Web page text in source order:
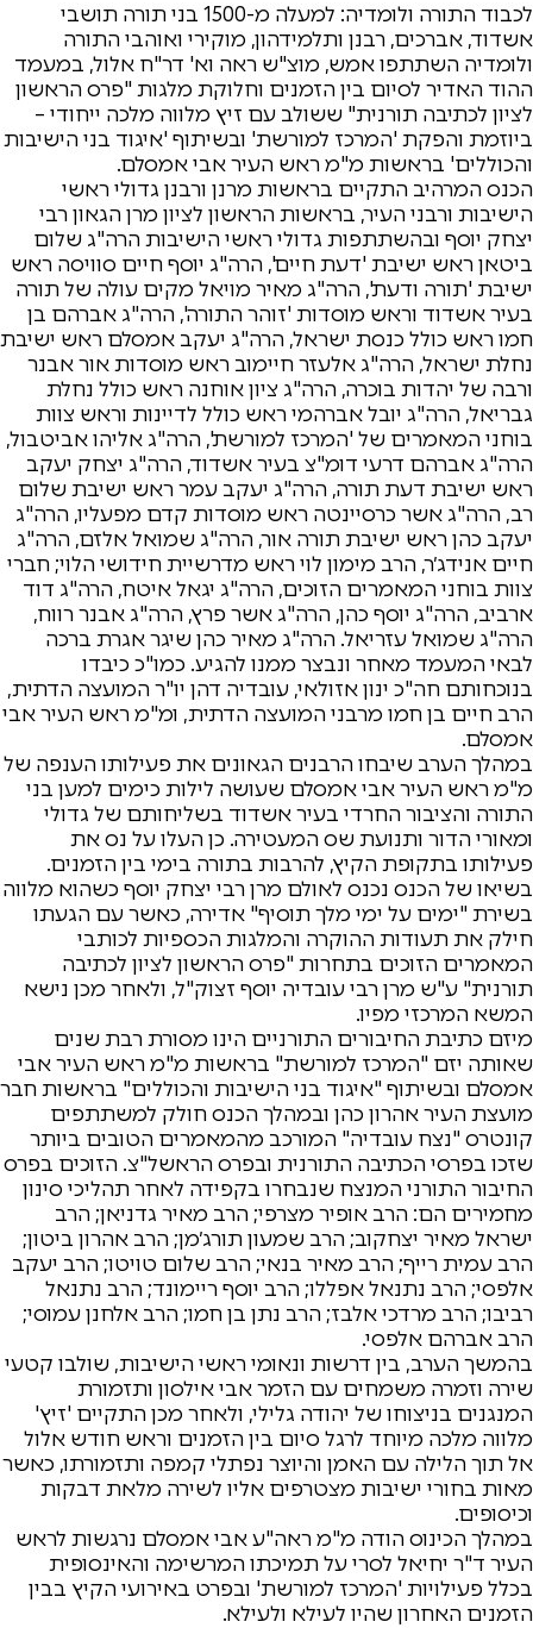
לכבוד התורה ולומדיה: למעלה מ-1500 בני תורה תושבי
אשדוד, אברכים, רבנן ותלמידהון, מוקירי ואוהבי התורה
ולומדיה השתתפו אמש, מוצ"ש ראה וא' דר"ח אלול, במעמד
ההוד האדיר לסיום בין הזמנים וחלוקת מלגות "פרס הראשון
לציון לכתיבה תורנית" ששולב עם זיץ מלווה מלכה ייחודי –
ביוזמת והפקת 'המרכז למורשת' ובשיתוף 'איגוד בני הישיבות
והכוללים' בראשות מ"מ ראש העיר אבי אמסלם.
הכנס המרהיב התקיים בראשות מרנן ורבנן גדולי ראשי
הישיבות ורבני העיר, בראשות הראשון לציון מרן הגאון רבי
יצחק יוסף ובהשתתפות גדולי ראשי הישיבות הרה"ג שלום
ביטאן ראש ישיבת 'דעת חיים', הרה"ג יוסף חיים סוויסה ראש
ישיבת 'תורה ודעת', הרה"ג מאיר מויאל מקים עולה של תורה
בעיר אשדוד וראש מוסדות 'זוהר התורה', הרה"ג אברהם בן
חמו ראש כולל כנסת ישראל, הרה"ג יעקב אמסלם ראש ישיבת
נחלת ישראל, הרה"ג אלעזר חיימוב ראש מוסדות אור אבנר
ורבה של יהדות בוכרה, הרה"ג ציון אוחנה ראש כולל נחלת
גבריאל, הרה"ג יובל אברהמי ראש כולל לדיינות וראש צוות
בוחני המאמרים של 'המרכז למורשת', הרה"ג אליהו אביטבול,
הרה"ג אברהם דרעי דומ"צ בעיר אשדוד, הרה"ג יצחק יעקב
ראש ישיבת דעת תורה, הרה"ג יעקב עמר ראש ישיבת שלום
רב, הרה"ג אשר כרסיינטה ראש מוסדות קדם מפעליו, הרה"ג
יעקב כהן ראש ישיבת תורה אור, הרה"ג שמואל אלזם, הרה"ג
חיים אנידג׳ר, הרב מימון לוי ראש מדרשיית חידושי הלוי; חברי
צוות בוחני המאמרים הזוכים, הרה"ג יגאל איטח, הרה"ג דוד
ארביב, הרה"ג יוסף כהן, הרה"ג אשר פרץ, הרה"ג אבנר רווח,
הרה"ג שמואל עזריאל. הרה"ג מאיר כהן שיגר אגרת ברכה
לבאי המעמד מאחר ונבצר ממנו להגיע. כמו"כ כיבדו
בנוכחותם חה"כ ינון אזולאי, עובדיה דהן יו"ר המועצה הדתית,
הרב חיים בן חמו מרבני המועצה הדתית, ומ"מ ראש העיר אבי
אמסלם.
במהלך הערב שיבחו הרבנים הגאונים את פעילותו הענפה של
מ"מ ראש העיר אבי אמסלם שעושה לילות כימים למען בני
התורה והציבור החרדי בעיר אשדוד בשליחותם של גדולי
ומאורי הדור ותנועת שס המעטירה. כן העלו על נס את
פעילותו בתקופת הקיץ, להרבות בתורה בימי בין הזמנים.
בשיאו של הכנס נכנס לאולם מרן רבי יצחק יוסף כשהוא מלווה
בשירת "ימים על ימי מלך תוסיף" אדירה, כאשר עם הגעתו
חילק את תעודות ההוקרה והמלגות הכספיות לכותבי
המאמרים הזוכים בתחרות "פרס הראשון לציון לכתיבה
תורנית" ע"ש מרן רבי עובדיה יוסף זצוק"ל, ולאחר מכן נישא
המשא המרכזי מפיו.
מיזם כתיבת החיבורים התורניים הינו מסורת רבת שנים
שאותה יזם "המרכז למורשת" בראשות מ"מ ראש העיר אבי
אמסלם ובשיתוף "איגוד בני הישיבות והכוללים" בראשות חבר
מועצת העיר אהרון כהן ובמהלך הכנס חולק למשתתפים
קונטרס "נצח עובדיה" המורכב מהמאמרים הטובים ביותר
שזכו בפרסי הכתיבה התורנית ובפרס הראשל"צ. הזוכים בפרס
החיבור התורני המנצח שנבחרו בקפידה לאחר תהליכי סינון
מחמירים הם: הרב אופיר מצרפי; הרב מאיר גדניאן; הרב
ישראל מאיר יצחקוב; הרב שמעון תורג׳מן; הרב אהרון ביטון;
הרב עמית רייף; הרב מאיר בנאי; הרב שלום טויטו; הרב יעקב
אלפסי; הרב נתנאל אפללו; הרב יוסף ריימונד; הרב נתנאל
רביבו; הרב מרדכי אלבז; הרב נתן בן חמו; הרב אלחנן עמוסי;
הרב אברהם אלפסי.
בהמשך הערב, בין דרשות ונאומי ראשי הישיבות, שולבו קטעי
שירה וזמרה משמחים עם הזמר אבי אילסון ותזמורת
המנגנים בניצוחו של יהודה גלילי, ולאחר מכן התקיים 'זיץ'
מלווה מלכה מיוחד לרגל סיום בין הזמנים וראש חודש אלול
אל תוך הלילה עם האמן והיוצר נפתלי קמפה ותזמורתו, כאשר
מאות בחורי ישיבות מצטרפים אליו לשירה מלאת דבקות
וכיסופים.
במהלך הכינוס הודה מ"מ ראה"ע אבי אמסלם נרגשות לראש
העיר ד"ר יחיאל לסרי על תמיכתו המרשימה והאינסופית
בכלל פעילויות 'המרכז למורשת' ובפרט באירועי הקיץ בבין
הזמנים האחרון שהיו לעילא ולעילא.